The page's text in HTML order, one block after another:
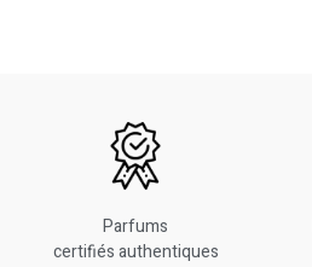
Parfums
certifiés authentiques